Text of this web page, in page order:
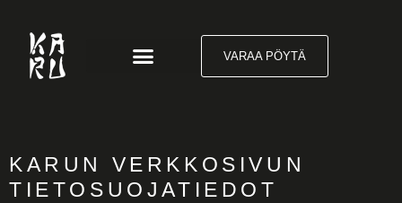
VARAA PÖYTÄ
KARUN VERKKOSIVUN
TIETOSUOJATIEDOT